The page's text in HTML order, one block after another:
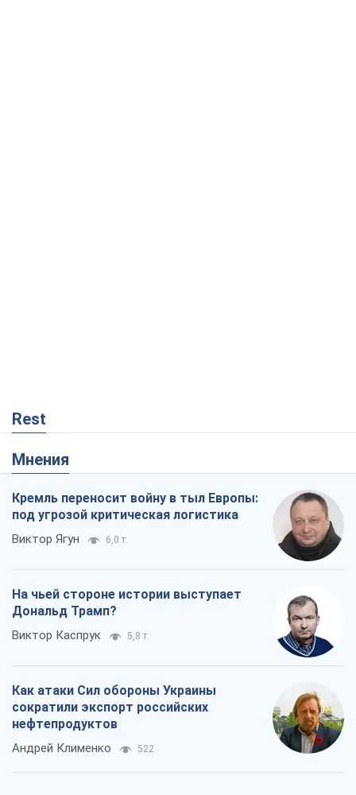
Rest
Мнения
Кремль переносит войну в тыл Европы:
под угрозой критическая логистика
Виктор Ягун 6,0 т.
На чьей стороне истории выступает
Дональд Трамп?
Виктор Каспрук 5,8 т.
Как атаки Сил обороны Украины
сократили экспорт российских
нефтепродуктов
Андрей Клименко 522